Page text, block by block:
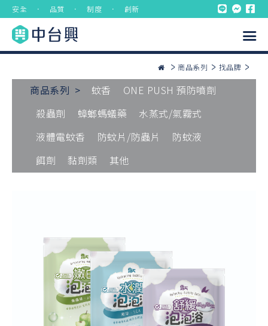
安全 ． 品質 ． 制度 ． 創新
商品系列 找品牌
商品系列 > 蚊香
ONE PUSH 預防噴劑
殺蟲劑
蟑螂螞蟻藥
水蒸式/氣霧式
液體電蚊香
防蚊片/防蟲片
防蚊液
餌劑
黏劑類 其他